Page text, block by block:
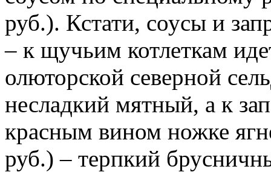
руб.). Кстати, соусы и
– к щучьим котлеткам
олюторской северной
несладкий мятный, а к
красным вином ножке
руб.) – терпкий